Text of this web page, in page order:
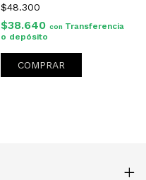
$48.300
$38.640 con Transferencia
o depósito
COMPRAR